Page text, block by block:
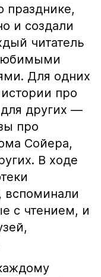
празднике,
и создали
читатель
Для одних
про
других —
про
Сойера,
В ходе
с чтением, и